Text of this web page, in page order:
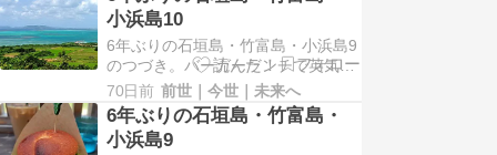
で夜の星空を観る、天体観望会に申
し込んでいたので、ホテルの途中に
あるスーパーに立ち寄り、近海で採
れた生本まぐろの刺身や、お惣菜を
買って部屋で早め…
小浜島10
6年ぶりの石垣島・竹富島・小浜島9
のつづき。バーガーランチで英気を
養った後、船の時間まで小1時間ほ
どあったので、大岳（うふだき）展
望台を目指した。大岳は海抜99mの
山で、頂上からは360度景色を見渡
70日前 前世｜今世｜未来へ
6年ぶりの石垣島・竹富島・
小浜島9